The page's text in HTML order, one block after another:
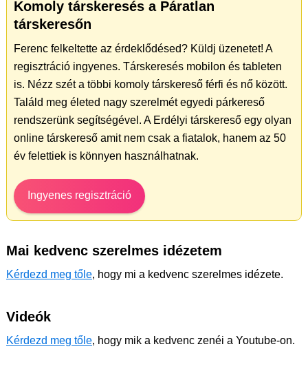
Komoly társkeresés a Páratlan
társkeresőn
Ferenc felkeltette az érdeklődésed? Küldj üzenetet! A
regisztráció ingyenes. Társkeresés mobilon és tableten
is. Nézz szét a többi komoly társkereső férfi és nő között.
Találd meg életed nagy szerelmét egyedi párkereső
rendszerünk segítségével. A Erdélyi társkereső egy olyan
online társkereső amit nem csak a fiatalok, hanem az 50
év felettiek is könnyen használhatnak.
Ingyenes regisztráció
Mai kedvenc szerelmes idézetem
Kérdezd meg tőle, hogy mi a kedvenc szerelmes idézete.
Videók
Kérdezd meg tőle, hogy mik a kedvenc zenéi a Youtube-on.